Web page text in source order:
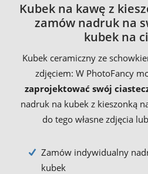
Kubek na kawę z
zamów nadruk na
kubek na
Kubek ceramiczny ze
zdjęciem: W PhotoFancy
zaprojektować swój
nadruk na kubek z kieszonką
do tego własne zdjęcia
Zamów indywidualny
kubek